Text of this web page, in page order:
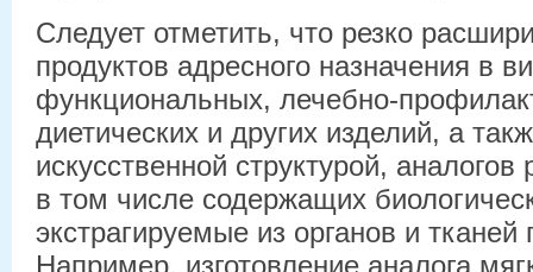
Следует отметить, что резко
продуктов адресного назначения в
функциональных, лечебно-
диетических и других изделий, а
искусственной структурой,
в том числе содержащих
экстрагируемые из органов и тканей
Например, изготовление аналога